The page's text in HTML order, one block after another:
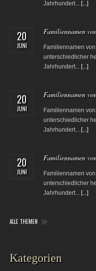
Jahrhundert... [...]
20
JUNI
Familiennamen
Familiennamen
unterschiedlicher
Jahrhundert... [...]
20
JUNI
Familiennamen
Familiennamen
unterschiedlicher
Jahrhundert... [...]
20
JUNI
Familiennamen
Familiennamen
unterschiedlicher
Jahrhundert... [...]
ALLE THEMEN
Kategorien